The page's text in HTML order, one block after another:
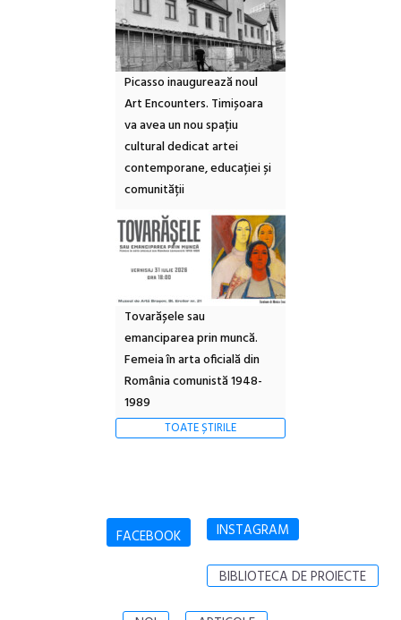
Picasso inaugurează noul
Art Encounters. Timișoara
va avea un nou spațiu
cultural dedicat artei
contemporane, educației și
comunității
Tovarășele sau
emanciparea prin muncă.
Femeia în arta oficială din
România comunistă 1948-
1989
TOATE ȘTIRILE
FACEBOOK INSTAGRAM
BIBLIOTECA DE PROIECTE